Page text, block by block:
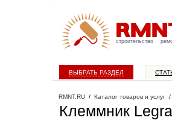
строительство
ВЫБРАТЬ РАЗДЕЛ
RMNT.RU / Каталог товаров и услуг /
Клеммник